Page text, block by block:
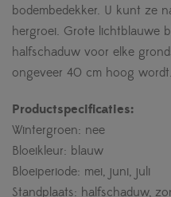
bodembedekker. U kunt ze
hergroei. Grote lichtblauwe
halfschaduw voor elke
ongeveer 40 cm hoog wordt.
Productspecificaties:
Wintergroen: nee
Bloeikleur: blauw
Bloeiperiode: mei, juni, juli
Standplaats: halfschaduw,